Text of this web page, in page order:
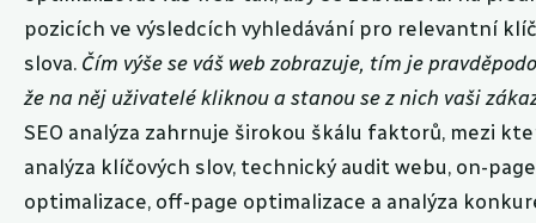
pozicích ve výsledcích vyhledávání pro relevantní
slova. Čím výše se váš web zobrazuje, tím je
že na něj uživatelé kliknou a stanou se z nich vaši
SEO analýza zahrnuje širokou škálu faktorů, mezi
analýza klíčových slov, technický audit webu, on-page
optimalizace, off-page optimalizace a analýza